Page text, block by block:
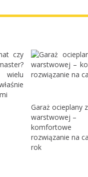
Garaż ocieplany
warstwowej –
komfortowe
rozwiązanie na
rok